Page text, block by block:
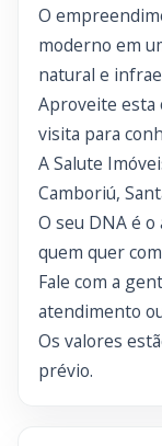
O
moderno em
natural e
Aproveite esta
visita para
A Salute
Camboriú,
O seu DNA é
quem quer
Fale com a
atendimento
Os valores
prévio.